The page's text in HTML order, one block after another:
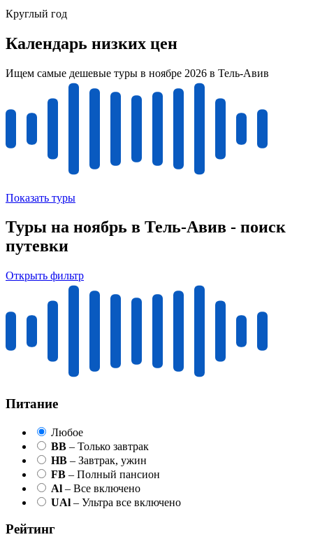
Круглый год
Календарь низких цен
Ищем самые дешевые туры в ноябре 2026 в Тель-Авив
Показать туры
Туры на ноябрь в Тель-Авив - поиск
путевки
Открыть фильтр
Питание
Любое
BB – Только завтрак
HB – Завтрак, ужин
FB – Полный пансион
Al – Все включено
UAl – Ультра все включено
Рейтинг